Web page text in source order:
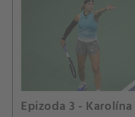
Epizoda 3 -